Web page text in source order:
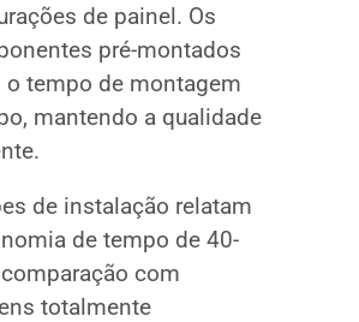
de painel. Os
pré-montados
o tempo de montagem
mantendo a qualidade
de instalação relatam
de tempo de 40-
com
totalmente